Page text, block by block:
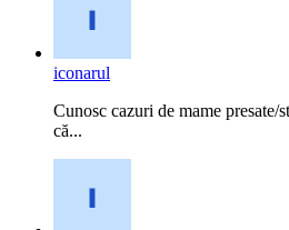
iconarul
Cunosc cazuri de mame presate/
că...